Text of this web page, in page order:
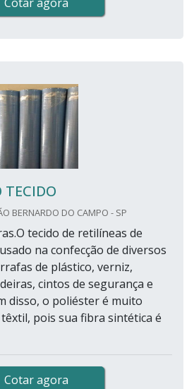
TECIDO
BERNARDO DO CAMPO - SP
tecido de retilíneas de
na confecção de diversos
de plástico, verniz,
cintos de segurança e
disso, o poliéster é muito
pois sua fibra sintética é
Cotar agora